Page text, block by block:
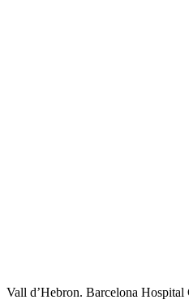
Vall d’Hebron. Barcelona Hospital